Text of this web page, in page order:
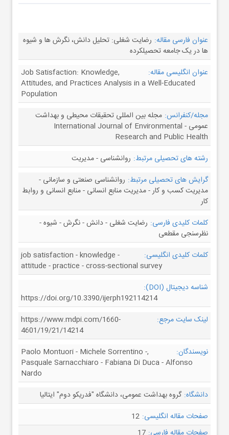
عنوان فارسی مقاله: رضایت شغلی: تحلیل دانش، نگرش ها و شیوه
ها در یک جامعه تحصیلکرده
عنوان انگلیسی مقاله:
Job Satisfaction: Knowledge,
Attitudes, and Practices Analysis in a Well-Educated
Population
مجله/کنفرانس: مجله بین المللی تحقیقات محیطی و بهداشت
عمومی - International Journal of Environmental
Research and Public Health
رشته های تحصیلی مرتبط: روانشناسی - مدیریت
گرایش های تحصیلی مرتبط: روانشناسی صنعتی و سازمانی -
مدیریت کسب و کار - مدیریت منابع انسانی - منابع انسانی و روابط
کار
کلمات کلیدی فارسی: رضایت شغلی - دانش - نگرش - شیوه -
نظرسنجی مقطعی
کلمات کلیدی انگلیسی:
job satisfaction - knowledge -
attitude - practice - cross-sectional survey
شناسه دیجیتال (DOI):
https://doi.org/10.3390/ijerph192114214
لینک سایت مرجع:
https://www.mdpi.com/1660-
4601/19/21/14214
نویسندگان:
Paolo Montuori - Michele Sorrentino -,
Pasquale Sarnacchiaro - Fabiana Di Duca - Alfonso
Nardo
دانشگاه: گروه بهداشت عمومی، دانشگاه "فدریکو دوم" ایتالیا
صفحات مقاله انگلیسی: 12